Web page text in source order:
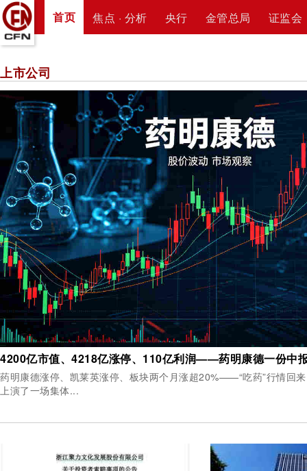
首页 焦点 · 分析 央行 金管总局 证监会
上市公司
药明康德涨停、凯莱英涨停、板块两个月涨超20%——“吃药”行情回来了 8月4日，A股医药
上演了一场集体...